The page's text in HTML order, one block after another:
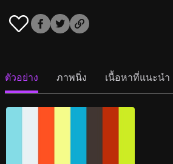
ตัวอย่าง ภาพนิ่ง เนื้อหาที่แนะนำ